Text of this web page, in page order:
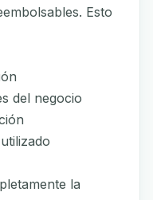
Esto
del negocio
la